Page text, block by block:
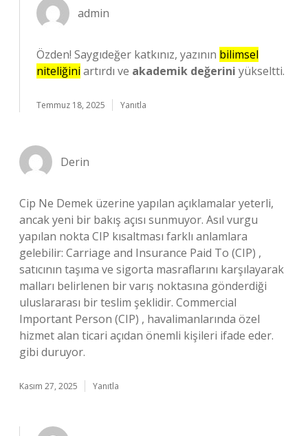
admin
Özden! Saygıdeğer katkınız, yazının bilimsel
niteliğini artırdı ve akademik değerini yükseltti.
Temmuz 18, 2025 Yanıtla
Derin
Cip Ne Demek üzerine yapılan açıklamalar yeterli,
ancak yeni bir bakış açısı sunmuyor. Asıl vurgu
yapılan nokta CIP kısaltması farklı anlamlara
gelebilir: Carriage and Insurance Paid To (CIP) ,
satıcının taşıma ve sigorta masraflarını karşılayarak
malları belirlenen bir varış noktasına gönderdiği
uluslararası bir teslim şeklidir. Commercial
Important Person (CIP) , havalimanlarında özel
hizmet alan ticari açıdan önemli kişileri ifade eder.
gibi duruyor.
Kasım 27, 2025 Yanıtla